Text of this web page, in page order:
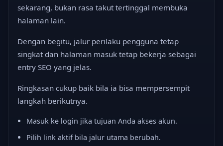
sekarang, bukan rasa takut tertinggal membuka
halaman lain.
Dengan begitu, jalur perilaku pengguna tetap
singkat dan halaman masuk tetap bekerja sebagai
entry SEO yang jelas.
Ringkasan cukup baik bila ia bisa mempersempit
langkah berikutnya.
Masuk ke login jika tujuan Anda akses akun.
Pilih link aktif bila jalur utama berubah.